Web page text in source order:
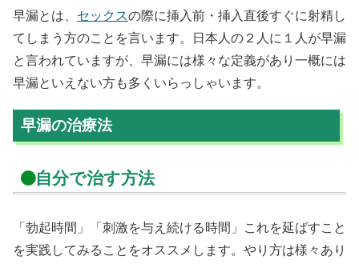
早漏とは、 セックスの際に挿入前・挿入直後すぐに射精し
てしまう方のことを言います。日本人の２人に１人が早漏
と言われていますが、早漏には様々な定義があり一概には
早漏といえない方も多くいらっしゃいます。
早漏の治療法
自分で治す方法
「勃起時間」「刺激を与え続ける時間」これを延ばすこと
を実践してみることをオススメします。やり方は様々あり